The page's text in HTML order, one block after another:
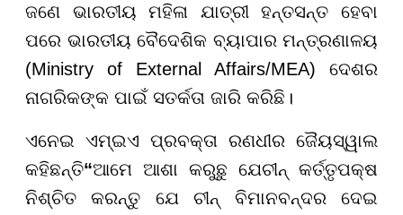
ଜଣେ ଭାରତୀୟ ମହିଳା ଯାତ୍ରୀ ହନ୍ତସନ୍ତ ହେବା
ପରେ ଭାରତୀୟ ବୈଦେଶିକ ବ୍ୟାପାର ମନ୍ତ୍ରଣାଳୟ
(Ministry of External Affairs/MEA) ଦେଶର
ନାଗରିକଙ୍କ ପାଇଁ ସତର୍କତା ଜାରି କରିଛି।
ଏନେଇ ଏମ୍ଇଏ ପ୍ରବକ୍ତା ରଣଧୀର ଜୈୟସ୍ୱାଲ
କହିଛନ୍ତି“ଆମେ ଆଶା କରୁଛୁ ଯେଚୀନ୍ କର୍ତ୍ତୃପକ୍ଷ
ନିଶ୍ଚିତ କରନ୍ତୁ ଯେ ଚୀନ୍ ବିମାନବନ୍ଦର ଦେଇ